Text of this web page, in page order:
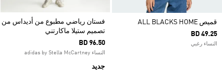
قميص ALL BLACKS HOME
BD 49.25
النساء رغبي
فستان رياضي مطبوع من أديداس من
تصميم ستيلا ماكارتني
BD 96.50
النساء adidas by Stella McCartney
جديد